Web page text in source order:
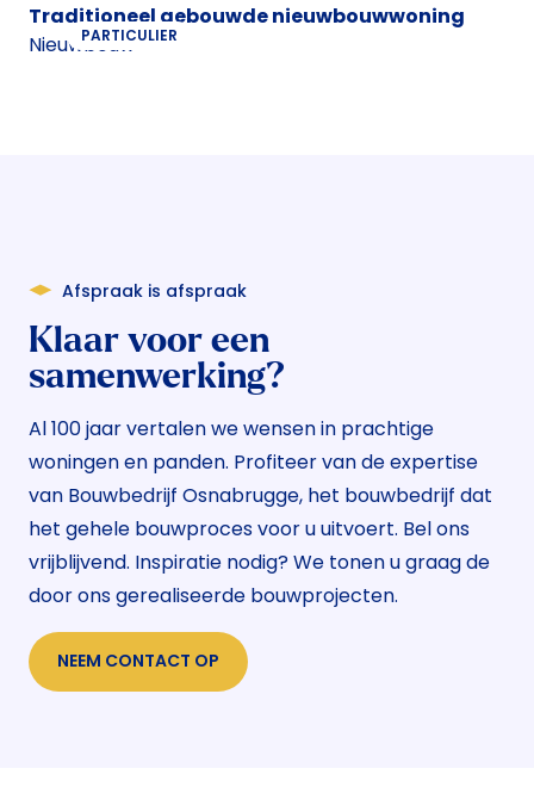
PARTICULIER
Traditioneel gebouwde nieuwbouwwoning
Nieuwbouw
Afspraak is afspraak
Klaar voor een
samenwerking?
Al 100 jaar vertalen we wensen in prachtige
woningen en panden. Profiteer van de expertise
van Bouwbedrijf Osnabrugge, het bouwbedrijf dat
het gehele bouwproces voor u uitvoert. Bel ons
vrijblijvend. Inspiratie nodig? We tonen u graag de
door ons gerealiseerde bouwprojecten.
NEEM CONTACT OP